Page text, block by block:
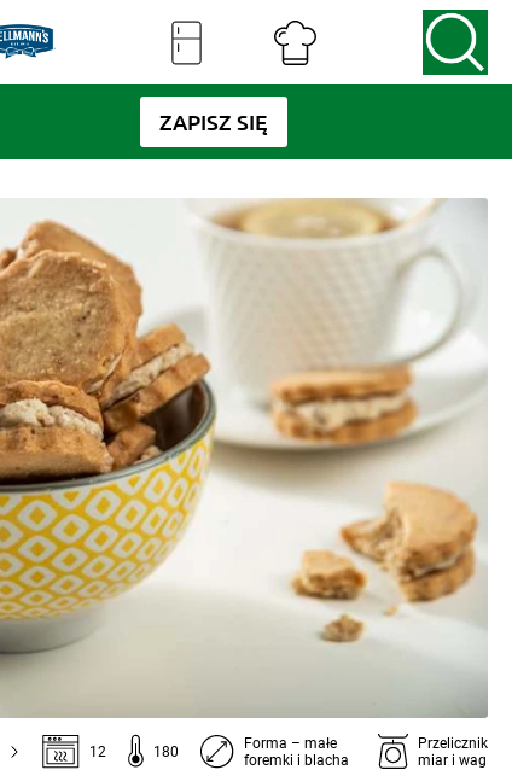
ZAPISZ SIĘ
12 180
Forma – małe
foremki i blacha
Przelicznik
miar i wag